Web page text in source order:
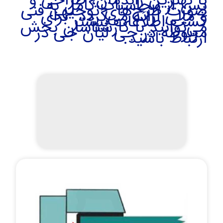
پس از محاسبات کامل به
صورت طرح‌های توجیهی فنی
و مالی ارائه می‌گردد. برای
کسب اطلاعات بیشتر
می‌توانید با کارشناسان بخش
مربوطه در جی لیان جی در
ارتباط باشید.